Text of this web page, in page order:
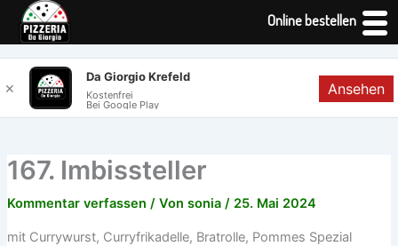
Inhalt
springen
167. Imbissteller
Kommentar verfassen / Von sonia / 25. Mai 2024
mit Currywurst, Curryfrikadelle, Bratrolle, Pommes Spezial
Online bestellen
✕
Da Giorgio Krefeld
Kostenfrei
Bei Google Play
Ansehen